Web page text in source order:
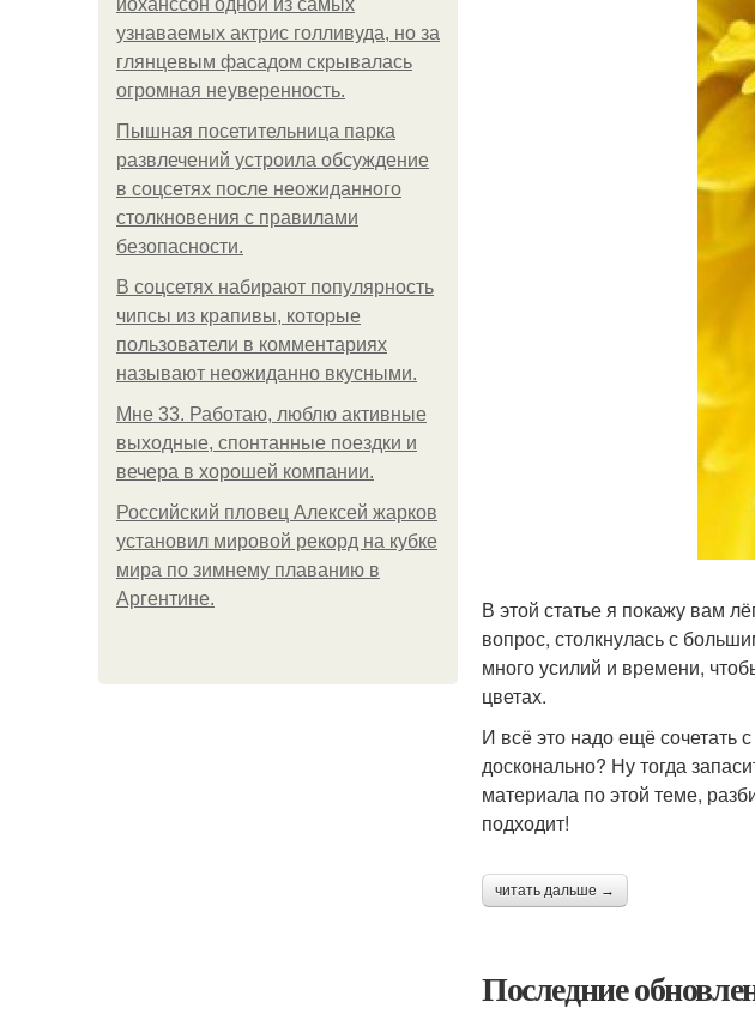
йоханссон одной из самых
узнаваемых актрис голливуда, но за
глянцевым фасадом скрывалась
огромная неуверенность.
Пышная посетительница парка
развлечений устроила обсуждение
в соцсетях после неожиданного
столкновения с правилами
безопасности.
В соцсетях набирают популярность
чипсы из крапивы, которые
пользователи в комментариях
называют неожиданно вкусными.
Мне 33. Работаю, люблю активные
выходные, спонтанные поездки и
вечера в хорошей компании.
Российский пловец Алексей жарков
установил мировой рекорд на кубке
мира по зимнему плаванию в
Аргентине.
В этой статье я покажу вам
вопрос, столкнулась с
много усилий и времени,
цветах.
И всё это надо ещё сочетать
досконально? Ну тогда
материала по этой теме,
подходит!
читать дальше →
Последние